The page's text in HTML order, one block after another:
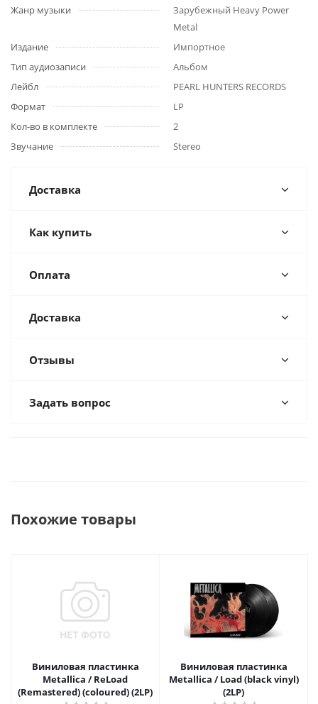
Жанр музыки
Зарубежный Heavy Power
Metal
Издание
Импортное
Тип аудиозаписи
Альбом
Лейбл
PEARL HUNTERS RECORDS
Формат
LP
Кол-во в комплекте
2
Звучание
Stereo
Доставка
Как купить
Оплата
Доставка
Отзывы
Задать вопрос
Похожие товары
Виниловая пластинка
Metallica / ReLoad
(Remastered) (coloured) (2LP)
Виниловая пластинка
Metallica / Load (black vinyl)
(2LP)